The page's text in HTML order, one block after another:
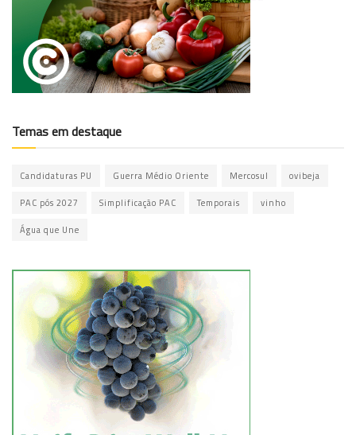
Temas em destaque
Candidaturas PU Guerra Médio Oriente Mercosul ovibeja
PAC pós 2027 Simplificação PAC Temporais vinho
Água que Une